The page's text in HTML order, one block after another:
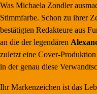
Was Michaela Zondler
Stimmfarbe. Schon zu ihrer
bestätigten Redakteure aus
an die der legendären
zuletzt eine Cover-
in der genau diese
Ihr Markenzeichen ist das